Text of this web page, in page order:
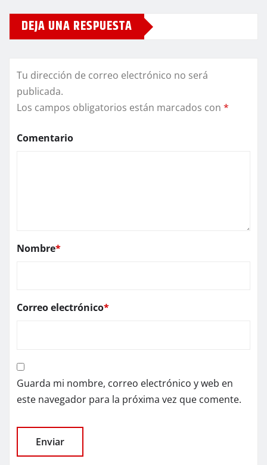
DEJA UNA RESPUESTA
Tu dirección de correo electrónico no será
publicada.
Los campos obligatorios están marcados con *
Comentario
Nombre*
Correo electrónico*
Guarda mi nombre, correo electrónico y web en
este navegador para la próxima vez que comente.